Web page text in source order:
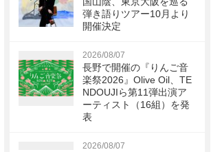
弾き語りツアー10月より
開催決定
2026/08/07
長野で開催の『りんご音
楽祭2026』Olive Oil、TE
NDOUJIら第11弾出演ア
ーティスト（16組）を発
表
2026/08/07